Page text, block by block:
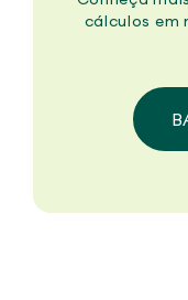
cálculos em